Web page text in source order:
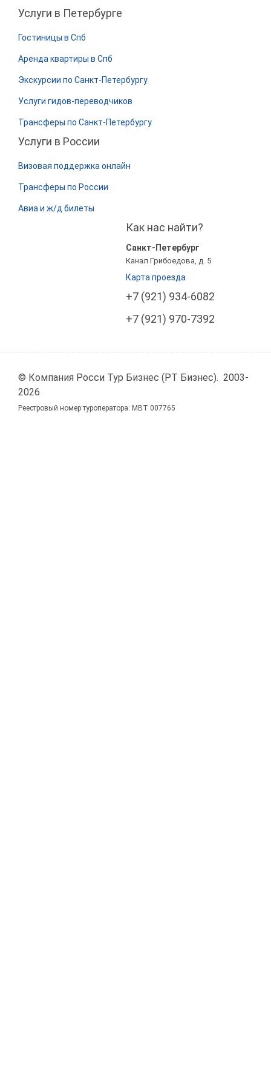
Услуги в Петербурге
Гостиницы в Спб
Аренда квартиры в Спб
Экскурсии по Санкт-Петербургу
Услуги гидов-переводчиков
Трансферы по Санкт-Петербургу
Услуги в России
Визовая поддержка онлайн
Трансферы по России
Авиа и ж/д билеты
Как нас найти?
Санкт-Петербург
Канал Грибоедова, д. 5
Карта проезда
+7 (921) 934-6082
+7 (921) 970-7392
© Компания Росси Тур Бизнес (РТ Бизнес). 2003-
2026
Реестровый номер туроператора: МВТ 007765